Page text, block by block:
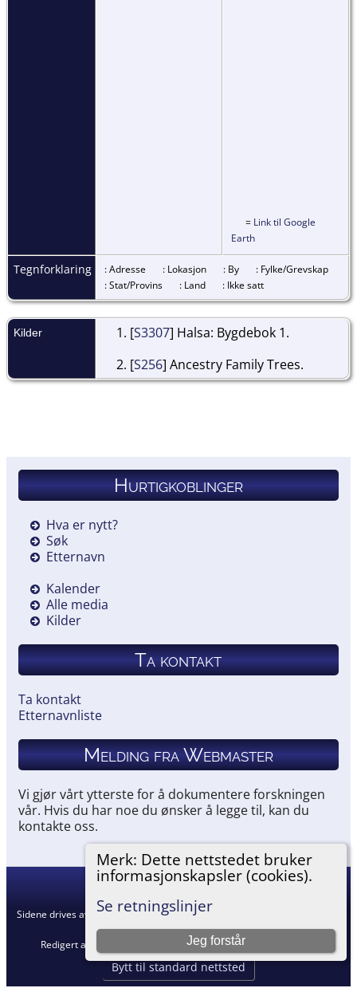
Merk: Dette nettstedet bruker
informasjonskapsler (cookies).
Se retningslinjer
Jeg forstår
= Link til Google
Earth
Tegnforklaring : Adresse : Lokasjon : By
: Fylke/Grevskap
: Stat/Provins
: Land : Ikke satt
Kilder [S3307] Halsa: Bygdebok 1.
[S256] Ancestry Family Trees.
Hurtigkoblinger
Hva er nytt?
Søk
Etternavn
Kalender
Alle media
Kilder
Ta kontakt
Ta kontakt
Etternavnliste
Melding fra Webmaster
Vi gjør vårt ytterste for å dokumentere forskningen
vår. Hvis du har noe du ønsker å legge til, kan du
kontakte oss.
Hemneslekt 2026
Sidene drives av The Next Generation of Genealogy Sitebuilding
Redigert av
Retningslinjer for personvern
Bytt til standard nettsted